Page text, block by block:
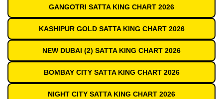
GANGOTRI SATTA KING CHART 2026
KASHIPUR GOLD SATTA KING CHART 2026
NEW DUBAI (2) SATTA KING CHART 2026
BOMBAY CITY SATTA KING CHART 2026
NIGHT CITY SATTA KING CHART 2026